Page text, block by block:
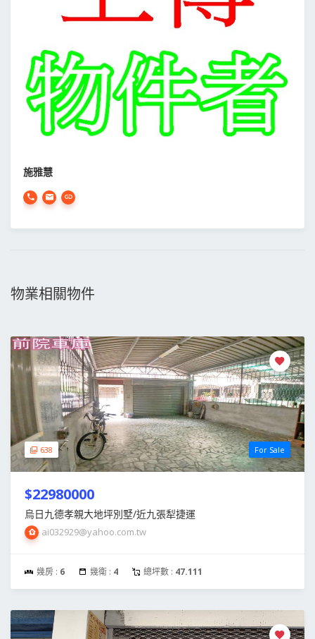
施雅慧
物業相關物件
638 For Sale
$22980000
烏日九德孝親大地坪別墅/近九張犁捷運
ai032929@yahoo.com.tw
幾房 : 6 幾衛 : 4 總坪數 : 47.111